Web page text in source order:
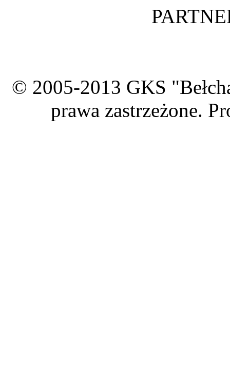
© 2005-2013 GKS
prawa zastrzeżone.